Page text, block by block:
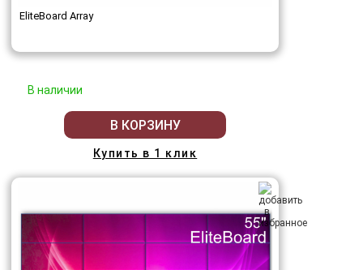
EliteBoard Array
В наличии
В КОРЗИНУ
Купить в 1 клик